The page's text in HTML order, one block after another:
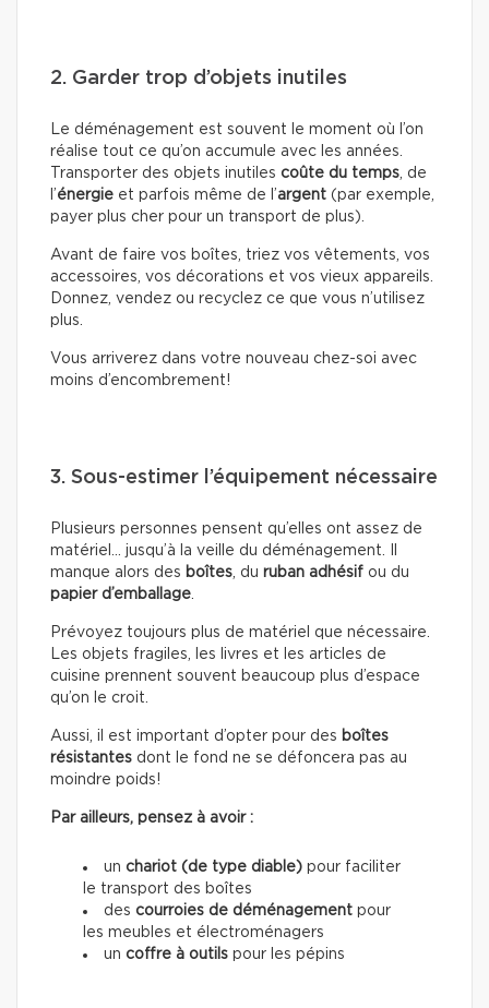
2. Garder trop d’objets inutiles
Le déménagement est souvent le moment où l’on
réalise tout ce qu’on accumule avec les années.
Transporter des objets inutiles coûte du temps, de
l’énergie et parfois même de l’argent (par exemple,
payer plus cher pour un transport de plus).
Avant de faire vos boîtes, triez vos vêtements, vos
accessoires, vos décorations et vos vieux appareils.
Donnez, vendez ou recyclez ce que vous n’utilisez
plus.
Vous arriverez dans votre nouveau chez-soi avec
moins d’encombrement!
3. Sous-estimer l’équipement nécessaire
Plusieurs personnes pensent qu’elles ont assez de
matériel… jusqu’à la veille du déménagement. Il
manque alors des boîtes, du ruban adhésif ou du
papier d’emballage.
Prévoyez toujours plus de matériel que nécessaire.
Les objets fragiles, les livres et les articles de
cuisine prennent souvent beaucoup plus d’espace
qu’on le croit.
Aussi, il est important d’opter pour des boîtes
résistantes dont le fond ne se défoncera pas au
moindre poids!
Par ailleurs, pensez à avoir :
un chariot (de type diable) pour faciliter
le transport des boîtes
des courroies de déménagement pour
les meubles et électroménagers
un coffre à outils pour les pépins